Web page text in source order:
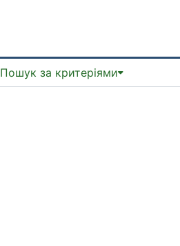
Пошук за критеріями